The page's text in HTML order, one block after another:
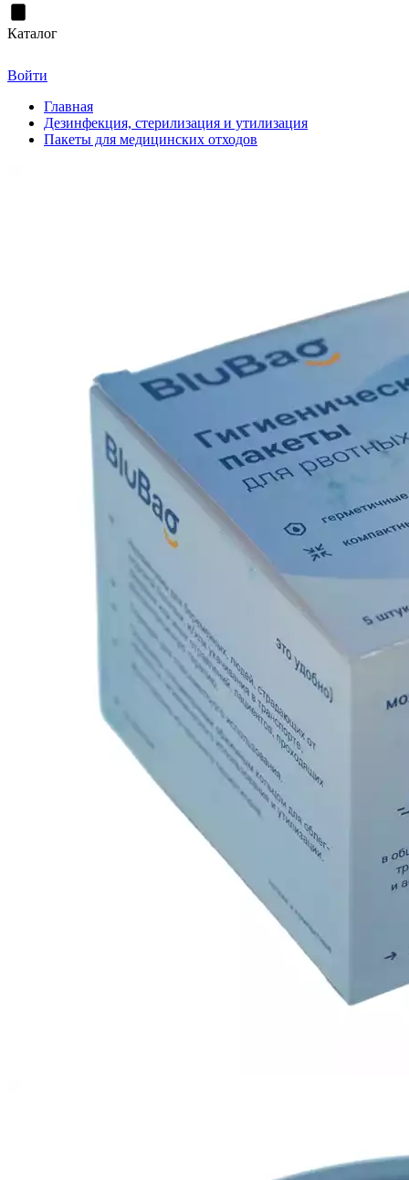
Каталог
Войти
Главная
Дезинфекция, стерилизация и утилизация
Пакеты для медицинских отходов